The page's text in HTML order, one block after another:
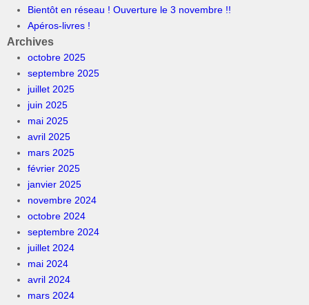
Bientôt en réseau ! Ouverture le 3 novembre !!
Apéros-livres !
Archives
octobre 2025
septembre 2025
juillet 2025
juin 2025
mai 2025
avril 2025
mars 2025
février 2025
janvier 2025
novembre 2024
octobre 2024
septembre 2024
juillet 2024
mai 2024
avril 2024
mars 2024